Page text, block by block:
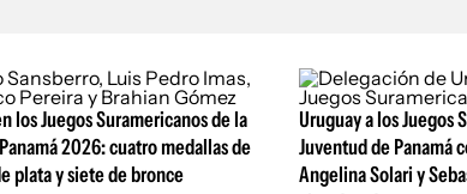
los Juegos Suramericanos de la
2026: cuatro medallas de
plata y siete de bronce
Uruguay a los Juegos
Juventud de Panamá
Angelina Solari y